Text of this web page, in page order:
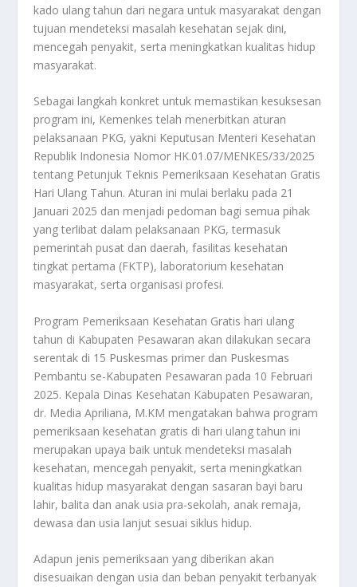
kado ulang tahun dari negara untuk masyarakat dengan
tujuan mendeteksi masalah kesehatan sejak dini,
mencegah penyakit, serta meningkatkan kualitas hidup
masyarakat.
Sebagai langkah konkret untuk memastikan kesuksesan
program ini, Kemenkes telah menerbitkan aturan
pelaksanaan PKG, yakni Keputusan Menteri Kesehatan
Republik Indonesia Nomor HK.01.07/MENKES/33/2025
tentang Petunjuk Teknis Pemeriksaan Kesehatan Gratis
Hari Ulang Tahun. Aturan ini mulai berlaku pada 21
Januari 2025 dan menjadi pedoman bagi semua pihak
yang terlibat dalam pelaksanaan PKG, termasuk
pemerintah pusat dan daerah, fasilitas kesehatan
tingkat pertama (FKTP), laboratorium kesehatan
masyarakat, serta organisasi profesi.
Program Pemeriksaan Kesehatan Gratis hari ulang
tahun di Kabupaten Pesawaran akan dilakukan secara
serentak di 15 Puskesmas primer dan Puskesmas
Pembantu se-Kabupaten Pesawaran pada 10 Februari
2025. Kepala Dinas Kesehatan Kabupaten Pesawaran,
dr. Media Apriliana, M.KM mengatakan bahwa program
pemeriksaan kesehatan gratis di hari ulang tahun ini
merupakan upaya baik untuk mendeteksi masalah
kesehatan, mencegah penyakit, serta meningkatkan
kualitas hidup masyarakat dengan sasaran bayi baru
lahir, balita dan anak usia pra-sekolah, anak remaja,
dewasa dan usia lanjut sesuai siklus hidup.
Adapun jenis pemeriksaan yang diberikan akan
disesuaikan dengan usia dan beban penyakit terbanyak